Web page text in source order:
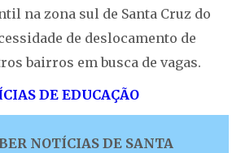
na zona sul de Santa Cruz do
de deslocamento de
bairros em busca de vagas.
DE EDUCAÇÃO
NOTÍCIAS DE SANTA